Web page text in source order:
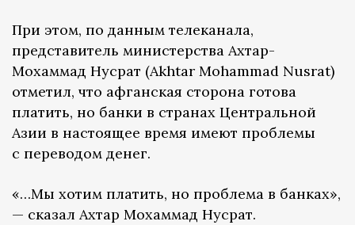
При этом, по данным телеканала,
представитель министерства Ахтар-
Мохаммад Нусрат (Akhtar Mohammad Nusrat)
отметил, что афганская сторона готова
платить, но банки в странах Центральной
Азии в настоящее время имеют проблемы
с переводом денег.
«…Мы хотим платить, но проблема в банках»,
— сказал Ахтар Мохаммад Нусрат.